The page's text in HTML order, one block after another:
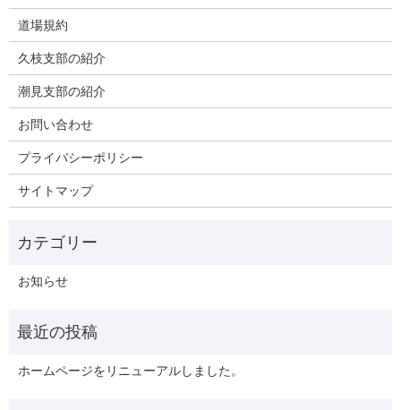
道場規約
久枝支部の紹介
潮見支部の紹介
お問い合わせ
プライバシーポリシー
サイトマップ
お知らせ
ホームページをリニューアルしました。